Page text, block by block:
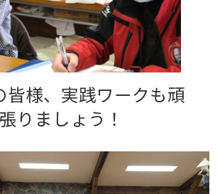
皆様、実践ワークも頑
張りましょう！